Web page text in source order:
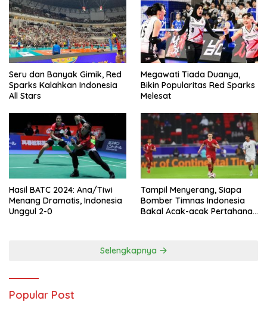
Seru dan Banyak Gimik, Red
Sparks Kalahkan Indonesia
All Stars
Megawati Tiada Duanya,
Bikin Popularitas Red Sparks
Melesat
Hasil BATC 2024: Ana/Tiwi
Menang Dramatis, Indonesia
Unggul 2-0
Tampil Menyerang, Siapa
Bomber Timnas Indonesia
Bakal Acak-acak Pertahanan
Selengkapnya
Popular Post